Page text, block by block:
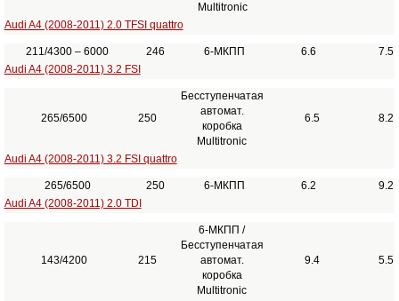
Multitronic
Audi A4 (2008-2011) 2.0 TFSI quattro
211/4300 – 6000 246 6-МКПП 6.6
7.5
Audi A4 (2008-2011) 3.2 FSI
265/6500 250
Бесступенчатая
автомат.
коробка
Multitronic
6.5 8.2
Audi A4 (2008-2011) 3.2 FSI quattro
265/6500 250 6-МКПП 6.2
9.2
Audi A4 (2008-2011) 2.0 TDI
143/4200 215
6-МКПП /
Бесступенчатая
автомат.
коробка
Multitronic
9.4 5.5